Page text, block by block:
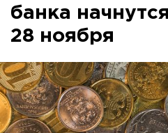
банка
28 ноября